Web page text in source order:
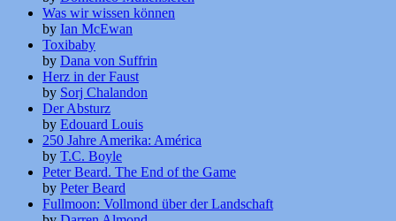
Was wir wissen können
by Ian McEwan
Toxibaby
by Dana von Suffrin
Herz in der Faust
by Sorj Chalandon
Der Absturz
by Edouard Louis
250 Jahre Amerika: América
by T.C. Boyle
Peter Beard. The End of the Game
by Peter Beard
Fullmoon: Vollmond über der Landschaft